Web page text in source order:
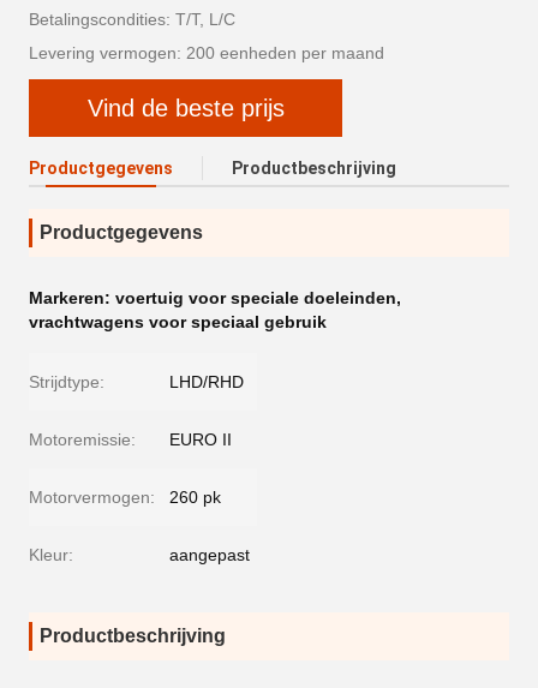
Betalingscondities: T/T, L/C
Levering vermogen: 200 eenheden per maand
Vind de beste prijs
Productgegevens Productbeschrijving
Productgegevens
Markeren: voertuig voor speciale doeleinden,
vrachtwagens voor speciaal gebruik
Strijdtype: LHD/RHD
Motoremissie: EURO II
Motorvermogen: 260 pk
Kleur: aangepast
Productbeschrijving